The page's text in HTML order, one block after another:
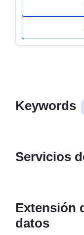
Keywords
Servicios
Extensión
datos